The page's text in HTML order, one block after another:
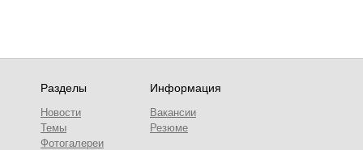
Разделы
Новости
Темы
Фотогалереи
Информация
Вакансии
Резюме